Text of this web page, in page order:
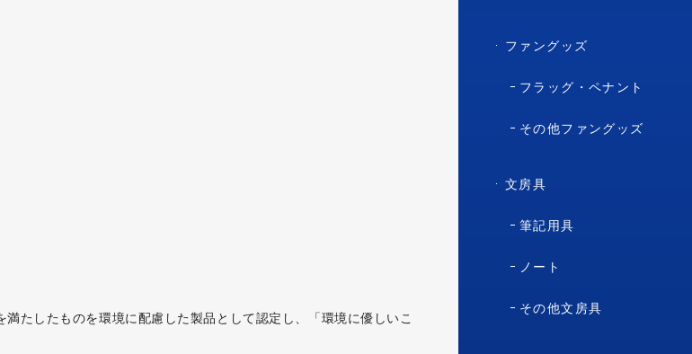
たしたものを環境に配慮した製品として認定し、「環境に優しいこ
ファングッズ
フラッグ・ペナント
その他ファングッズ
文房具
筆記用具
ノート
その他文房具